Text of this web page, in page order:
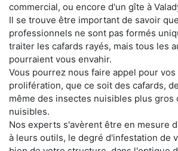
commercial, ou encore d'un gîte à
Il se trouve être important de savoir
professionnels ne sont pas formés
traiter les cafards rayés, mais tous les
pourraient vous envahir.
Vous pourrez nous faire appel pour vos
prolifération, que ce soit des cafards,
même des insectes nuisibles plus gros
nuisibles.
Nos experts s'avèrent être en mesure
à leurs outils, le degré d'infestation de